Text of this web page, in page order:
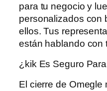
para tu negocio y
personalizados con
ellos. Tus
están hablando con
¿kik Es Seguro
El cierre de Omegle